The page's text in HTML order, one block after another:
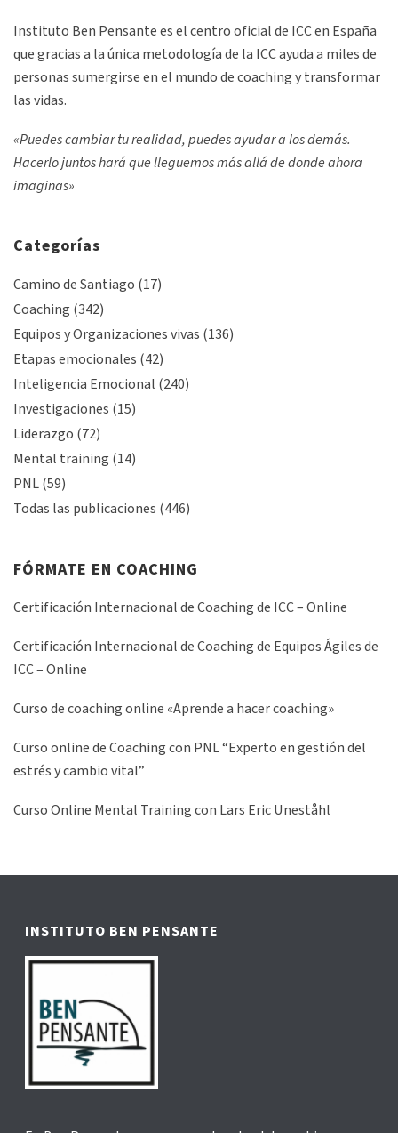
Instituto Ben Pensante es el centro oficial de ICC en España
que gracias a la única metodología de la ICC ayuda a miles de
personas sumergirse en el mundo de coaching y transformar
las vidas.
«Puedes cambiar tu realidad, puedes ayudar a los demás.
Hacerlo juntos hará que lleguemos más allá de donde ahora
imaginas»
Categorías
Camino de Santiago (17)
Coaching (342)
Equipos y Organizaciones vivas (136)
Etapas emocionales (42)
Inteligencia Emocional (240)
Investigaciones (15)
Liderazgo (72)
Mental training (14)
PNL(59)
Todas las publicaciones (446)
FÓRMATE EN COACHING
Certificación Internacional de Coaching de ICC – Online
Certificación Internacional de Coaching de Equipos Ágiles de
ICC – Online
Curso de coaching online «Aprende a hacer coaching»
Curso online de Coaching con PNL “Experto en gestión del
estrés y cambio vital”
Curso Online Mental Training con Lars Eric Uneståhl
INSTITUTO BEN PENSANTE